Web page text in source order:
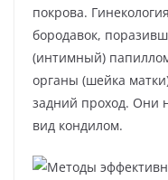
покрова.
бородавок,
(интимный)
органы (шейка
задний проход. Они
вид кондилом.